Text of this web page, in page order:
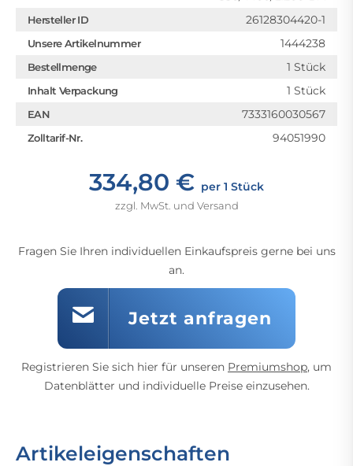
Hersteller ID 26128304420-1
Unsere Artikelnummer 1444238
Bestellmenge 1 Stück
Inhalt Verpackung 1 Stück
EAN 7333160030567
Zolltarif-Nr. 94051990
334,80 € per 1 Stück
zzgl. MwSt. und Versand
Fragen Sie Ihren individuellen Einkaufspreis gerne bei uns
an.
Jetzt anfragen
Registrieren Sie sich hier für unseren Premiumshop, um
Datenblätter und individuelle Preise einzusehen.
Artikeleigenschaften